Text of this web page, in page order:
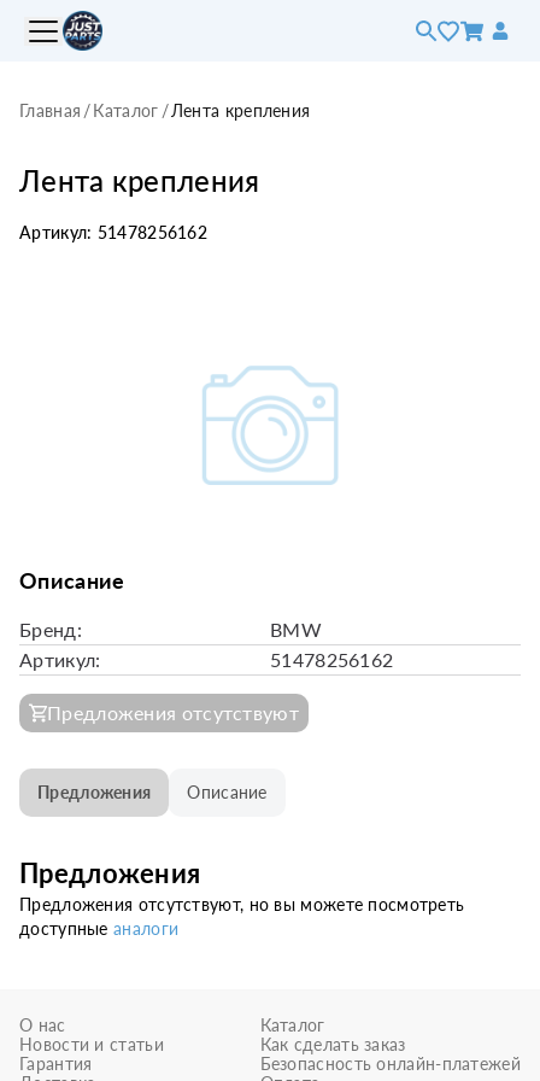
Главная /Каталог /Лента крепления
Лента крепления
Артикул: 51478256162
Описание
Бренд:
BMW
Артикул:
51478256162
Предложения отсутствуют
Предложения Описание
Предложения
Предложения отсутствуют, но вы можете посмотреть
доступныеаналоги
О нас
Новости и статьи
Гарантия
Каталог
Как сделать заказ
Безопасность онлайн-платежей